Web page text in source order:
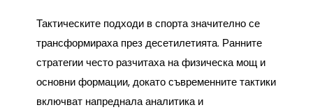
Тактическите подходи в спорта значително се
трансформираха през десетилетията. Ранните
стратегии често разчитаха на физическа мощ и
основни формации, докато съвременните тактики
включват напреднала аналитика и